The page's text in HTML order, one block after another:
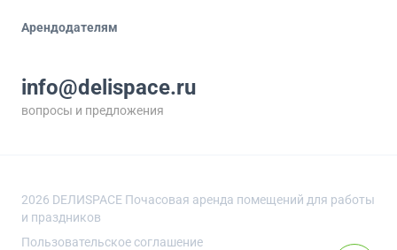
Арендодателям
info@delispace.ru
вопросы и предложения
2026 DEЛИSPACE Почасовая аренда помещений для работы
и праздников
Пользовательское соглашение